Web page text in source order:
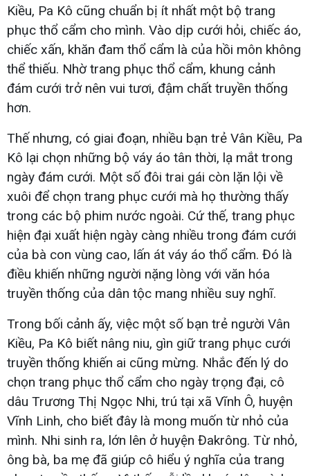
Kiều, Pa Kô cũng chuẩn bị ít nhất một bộ trang
phục thổ cẩm cho mình. Vào dịp cưới hỏi, chiếc áo,
chiếc xấn, khăn đam thổ cẩm là của hồi môn không
thể thiếu. Nhờ trang phục thổ cẩm, khung cảnh
đám cưới trở nên vui tươi, đậm chất truyền thống
hơn.
Thế nhưng, có giai đoạn, nhiều bạn trẻ Vân Kiều, Pa
Kô lại chọn những bộ váy áo tân thời, lạ mắt trong
ngày đám cưới. Một số đôi trai gái còn lặn lội về
xuôi để chọn trang phục cưới mà họ thường thấy
trong các bộ phim nước ngoài. Cứ thế, trang phục
hiện đại xuất hiện ngày càng nhiều trong đám cưới
của bà con vùng cao, lấn át váy áo thổ cẩm. Đó là
điều khiến những người nặng lòng với văn hóa
truyền thống của dân tộc mang nhiều suy nghĩ.
Trong bối cảnh ấy, việc một số bạn trẻ người Vân
Kiều, Pa Kô biết nâng niu, gìn giữ trang phục cưới
truyền thống khiến ai cũng mừng. Nhắc đến lý do
chọn trang phục thổ cẩm cho ngày trọng đại, cô
dâu Trương Thị Ngọc Nhi, trú tại xã Vĩnh Ô, huyện
Vĩnh Linh, cho biết đây là mong muốn từ nhỏ của
mình. Nhi sinh ra, lớn lên ở huyện Đakrông. Từ nhỏ,
ông bà, ba mẹ đã giúp cô hiểu ý nghĩa của trang